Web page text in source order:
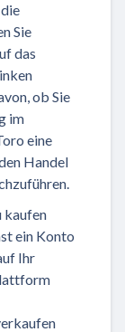
Sie
das
ob Sie
im
eine
Handel
kaufen
ein Konto
Ihr